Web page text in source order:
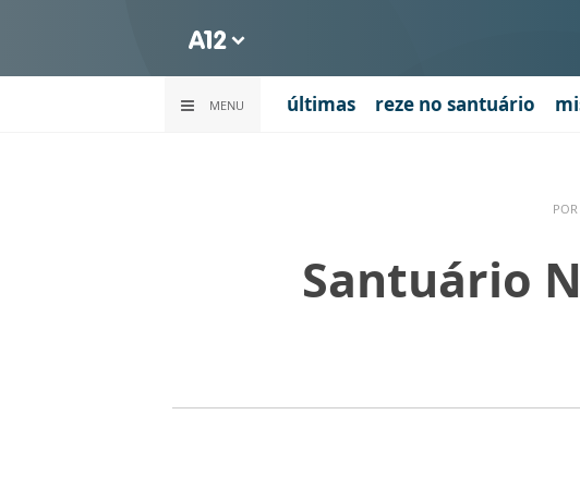
MENU últimas reze no santuário
POR
Santuário